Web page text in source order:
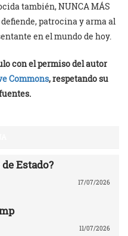
también, NUNCA MÁS
patrocina y arma al
en el mundo de hoy.
con el permiso del autor
Commons, respetando su
Estado?
17/07/2026
11/07/2026